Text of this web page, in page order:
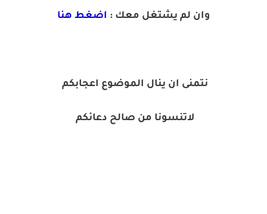
وان لم يشتغل معك : اضغط هنا
نتمنى ان ينال الموضوع اعجابكم
لاتنسونا من صالح دعائكم